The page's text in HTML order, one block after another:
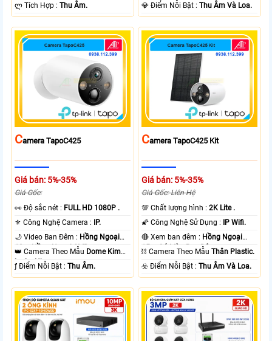
️ლ Tích Hợp :Thu Âm.
️💎 Điểm Nỗi Bật :Thu Âm Và Loa.
CAmera TapoC425
Giá bán: 5%-35%
Giá Gốc:
️👀 Độ sắc nét : FULL HD 1080P .
⚜️ Công Nghệ Camera : IP.
🌙 Video Ban Đêm : Hồng Ngoại
10m Hồng Ngoại SMD.
👑 Camera Theo Mẫu Dome Kim
loại + Nhựa.
️ƒ Điểm Nỗi Bật :Thu Âm.
CAmera TapoC425 Kit
Giá bán: 5%-35%
Giá Gốc: Liên Hệ
💯 Chất lượng hình :2K Lite .
🌠 Công Nghệ Sử Dụng : IP Wifi.
🔴 Xem ban đêm : Hồng Ngoại
15m Có Màu Ban Ðêm.
⛓ Camera Theo MẫuThân Plastic.
️☣️ Điểm Nỗi Bật :Thu Âm Và Loa.